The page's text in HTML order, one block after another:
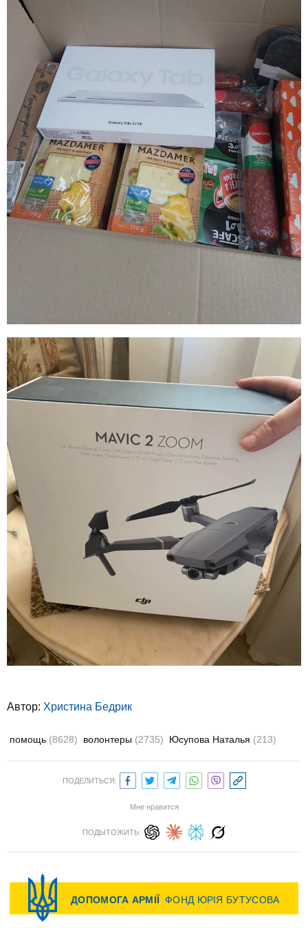
Автор: Христина Бедрик
помощь (8628) волонтеры (2735) Юсупова Наталья (213)
ПОДЕЛИТЬСЯ:
Мне нравится
ПОДЫТОЖИТЬ: